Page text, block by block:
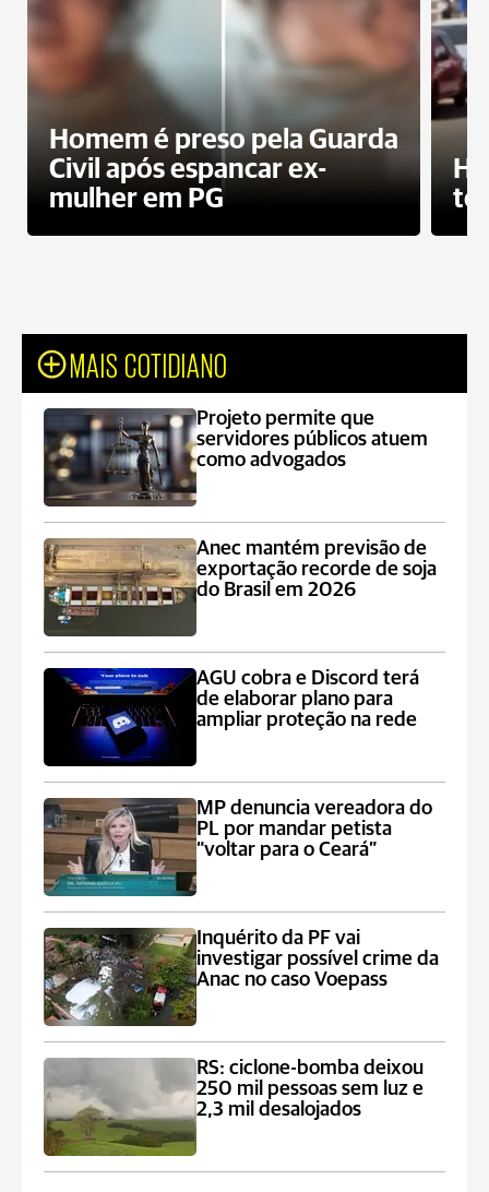
Homem é preso pela Guarda
Civil após espancar ex-
mulher em PG
MAIS COTIDIANO
Projeto permite que
servidores públicos atuem
como advogados
Anec mantém previsão de
exportação recorde de soja
do Brasil em 2026
AGU cobra e Discord terá
de elaborar plano para
ampliar proteção na rede
MP denuncia vereadora do
PL por mandar petista
“voltar para o Ceará”
Inquérito da PF vai
investigar possível crime da
Anac no caso Voepass
RS: ciclone-bomba deixou
250 mil pessoas sem luz e
2,3 mil desalojados